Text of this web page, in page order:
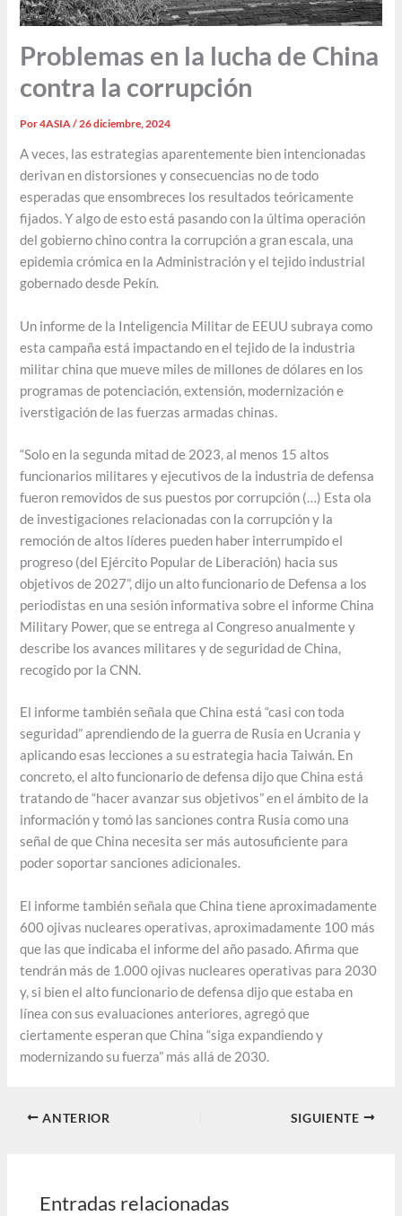
Problemas en la lucha de China
contra la corrupción
Por4ASIA/ 26 diciembre, 2024
A veces, las estrategias aparentemente bien intencionadas
derivan en distorsiones y consecuencias no de todo
esperadas que ensombreces los resultados teóricamente
fijados. Y algo de esto está pasando con la última operación
del gobierno chino contra la corrupción a gran escala, una
epidemia crómica en la Administración y el tejido industrial
gobernado desde Pekín.
Un informe de la Inteligencia Militar de EEUU subraya como
esta campaña está impactando en el tejido de la industria
militar china que mueve miles de millones de dólares en los
programas de potenciación, extensión, modernización e
iverstigación de las fuerzas armadas chinas.
“Solo en la segunda mitad de 2023, al menos 15 altos
funcionarios militares y ejecutivos de la industria de defensa
fueron removidos de sus puestos por corrupción (…) Esta ola
de investigaciones relacionadas con la corrupción y la
remoción de altos líderes pueden haber interrumpido el
progreso (del Ejército Popular de Liberación) hacia sus
objetivos de 2027”, dijo un alto funcionario de Defensa a los
periodistas en una sesión informativa sobre el informe China
Military Power, que se entrega al Congreso anualmente y
describe los avances militares y de seguridad de China,
recogido por la CNN.
El informe también señala que China está “casi con toda
seguridad” aprendiendo de la guerra de Rusia en Ucrania y
aplicando esas lecciones a su estrategia hacia Taiwán. En
concreto, el alto funcionario de defensa dijo que China está
tratando de “hacer avanzar sus objetivos” en el ámbito de la
información y tomó las sanciones contra Rusia como una
señal de que China necesita ser más autosuficiente para
poder soportar sanciones adicionales.
El informe también señala que China tiene aproximadamente
600 ojivas nucleares operativas, aproximadamente 100 más
que las que indicaba el informe del año pasado. Afirma que
tendrán más de 1.000 ojivas nucleares operativas para 2030
y, si bien el alto funcionario de defensa dijo que estaba en
línea con sus evaluaciones anteriores, agregó que
ciertamente esperan que China “siga expandiendo y
modernizando su fuerza” más allá de 2030.
ANTERIOR SIGUIENTE
Entradas relacionadas